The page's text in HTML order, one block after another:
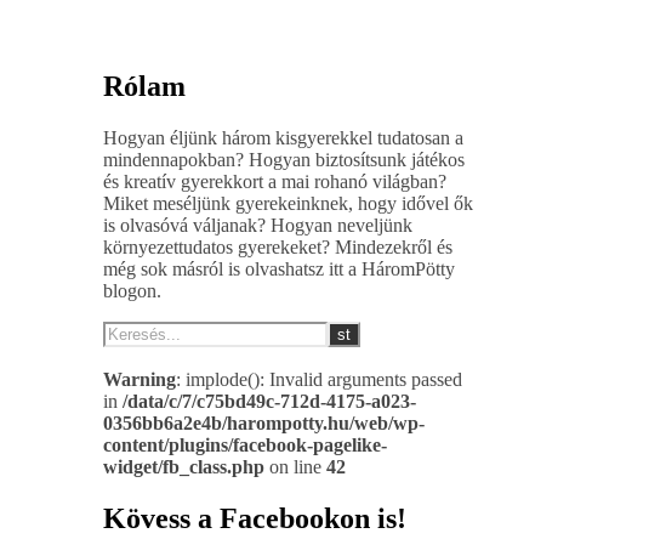
Rólam
Hogyan éljünk három kisgyerekkel tudatosan a
mindennapokban? Hogyan biztosítsunk játékos
és kreatív gyerekkort a mai rohanó világban?
Miket meséljünk gyerekeinknek, hogy idővel ők
is olvasóvá váljanak? Hogyan neveljünk
környezettudatos gyerekeket? Mindezekről és
még sok másról is olvashatsz itt a HáromPötty
blogon.
Warning: implode(): Invalid arguments passed
in /data/c/7/c75bd49c-712d-4175-a023-
0356bb6a2e4b/harompotty.hu/web/wp-
content/plugins/facebook-pagelike-
widget/fb_class.php on line 42
Kövess a Facebookon is!